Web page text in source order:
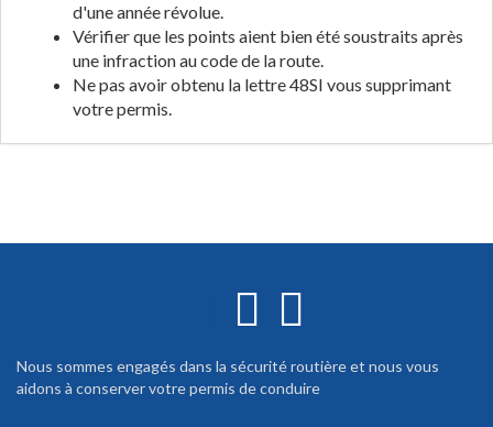
d'une année révolue.
Vérifier que les points aient bien été soustraits après
une infraction au code de la route.
Ne pas avoir obtenu la lettre 48SI vous supprimant
votre permis.
Nous sommes engagés dans la sécurité routière et nous vous
aidons à conserver votre permis de conduire